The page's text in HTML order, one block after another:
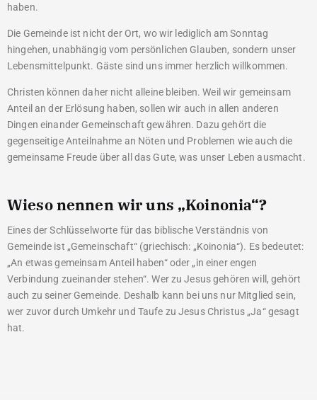
haben.
Die Gemeinde ist nicht der Ort, wo wir lediglich am Sonntag
hingehen, unabhängig vom persönlichen Glauben, sondern unser
Lebensmittelpunkt. Gäste sind uns immer herzlich willkommen.
Christen können daher nicht alleine bleiben. Weil wir gemeinsam
Anteil an der Erlösung haben, sollen wir auch in allen anderen
Dingen einander Gemeinschaft gewähren. Dazu gehört die
gegenseitige Anteilnahme an Nöten und Problemen wie auch die
gemeinsame Freude über all das Gute, was unser Leben ausmacht.
Wieso nennen wir uns „Koinonia“?
Eines der Schlüsselworte für das biblische Verständnis von
Gemeinde ist „Gemeinschaft“ (griechisch: „Koinonia“). Es bedeutet:
„An etwas gemeinsam Anteil haben“ oder „in einer engen
Verbindung zueinander stehen“. Wer zu Jesus gehören will, gehört
auch zu seiner Gemeinde. Deshalb kann bei uns nur Mitglied sein,
wer zuvor durch Umkehr und Taufe zu Jesus Christus „Ja“ gesagt
hat.